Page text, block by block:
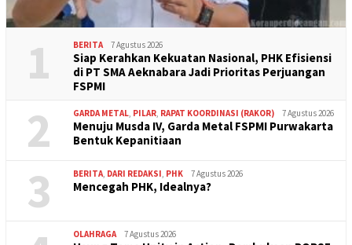
1 BERITA 7 Agustus 2026
Siap Kerahkan Kekuatan Nasional, PHK Efisiensi
di PT SMA Aeknabara Jadi Prioritas Perjuangan
FSPMI
2 GARDA METAL, PILAR, RAPAT KOORDINASI (RAKOR) 7 Agustus 2026
Menuju Musda IV, Garda Metal FSPMI Purwakarta
Bentuk Kepanitiaan
3 BERITA, DARI REDAKSI, PHK 7 Agustus 2026
Mencegah PHK, Idealnya?
OLAHRAGA 7 Agustus 2026